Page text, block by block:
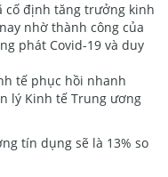
cố định tăng trưởng kinh
nhờ thành công của
phát Covid-19 và duy
tế phục hồi nhanh
lý Kinh tế Trung ương
tín dụng sẽ là 13% so